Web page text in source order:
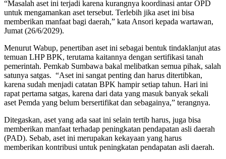
“Masalah aset ini terjadi karena kurangnya koordinasi antar OPD
untuk mengamankan aset tersebut. Terlebih jika aset ini bisa
memberikan manfaat bagi daerah,” kata Ansori kepada wartawan,
Jumat (26/6/2029).
Menurut Wabup, penertiban aset ini sebagai bentuk tindaklanjut atas
temuan LHP BPK, terutama kaitannya dengan sertifikasi tanah
pemerintah. Pemkab Sumbawa bakal melibatkan semua pihak, salah
satunya satgas. “Aset ini sangat penting dan harus ditertibkan,
karena sudah menjadi catatan BPK hampir setiap tahun. Hari ini
rapat pertama satgas, karena dari data yang masuk banyak sekali
aset Pemda yang belum bersertifikat dan sebagainya,” terangnya.
Ditegaskan, aset yang ada saat ini selain tertib harus, juga bisa
memberikan manfaat terhadap peningkatan pendapatan asli daerah
(PAD). Sebab, aset ini merupakan kekayaan yang harus
memberikan kontribusi untuk peningkatan pendapatan asli daerah.